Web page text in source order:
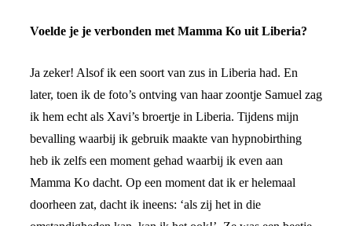
Voelde je je verbonden met Mamma Ko uit Liberia?
Ja zeker! Alsof ik een soort van zus in Liberia had. En
later, toen ik de foto’s ontving van haar zoontje Samuel zag
ik hem echt als Xavi’s broertje in Liberia. Tijdens mijn
bevalling waarbij ik gebruik maakte van hypnobirthing
heb ik zelfs een moment gehad waarbij ik even aan
Mamma Ko dacht. Op een moment dat ik er helemaal
doorheen zat, dacht ik ineens: ‘als zij het in die